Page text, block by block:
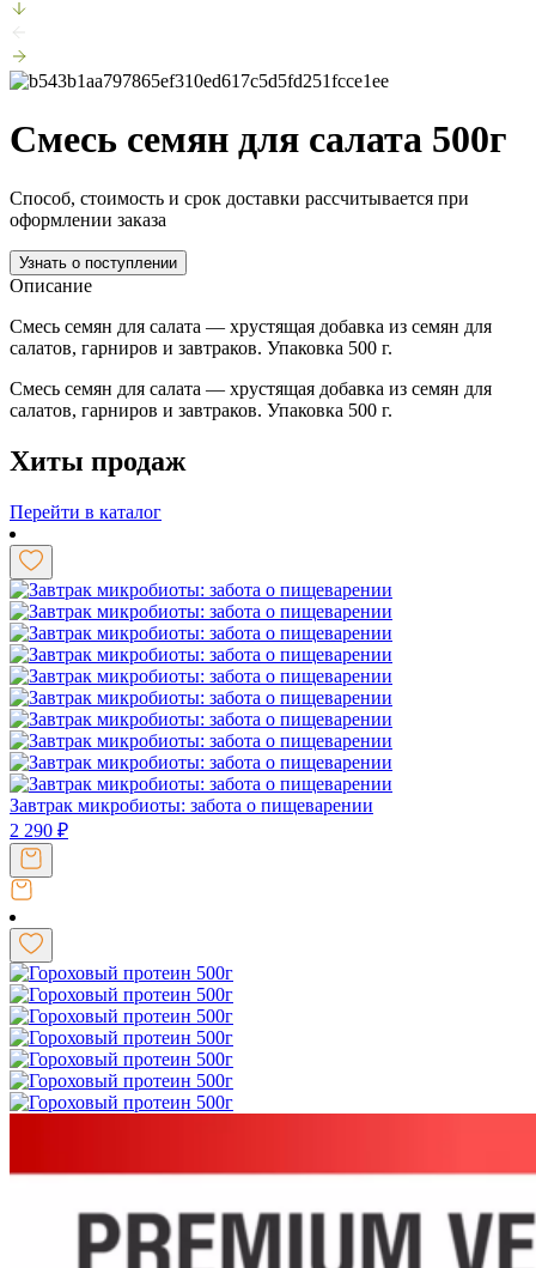
Смесь семян для салата 500г
Способ, стоимость и срок доставки рассчитывается при
оформлении заказа
Узнать о поступлении
Описание
Смесь семян для салата — хрустящая добавка из семян для
салатов, гарниров и завтраков. Упаковка 500 г.
Смесь семян для салата — хрустящая добавка из семян для
салатов, гарниров и завтраков. Упаковка 500 г.
Хиты продаж
Перейти в каталог
Завтрак микробиоты: забота о пищеварении
2 290 ₽